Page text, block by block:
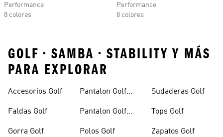
Performance
8 colores
Performance
8 colores
GOLF • SAMBA • STABILITY Y MÁS
PARA EXPLORAR
Accesorios Golf
Faldas Golf
Gorra Golf
Pantalon Golf
Pantalon Golf
Polos Golf
Sudaderas Golf
Tops Golf
Zapatos Golf